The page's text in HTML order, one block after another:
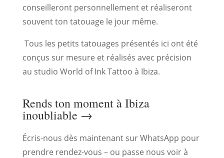
conseilleront personnellement et réaliseront
souvent ton tatouage le jour même.
Tous les petits tatouages présentés ici ont été
conçus sur mesure et réalisés avec précision
au studio World of Ink Tattoo à Ibiza.
Rends ton moment à Ibiza
inoubliable →
Écris-nous dès maintenant sur WhatsApp pour
prendre rendez-vous – ou passe nous voir à